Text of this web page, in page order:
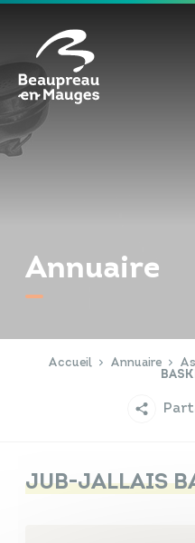
Annuaire
Accueil Annuaire
JUB-JALLAIS
Cookies management panel